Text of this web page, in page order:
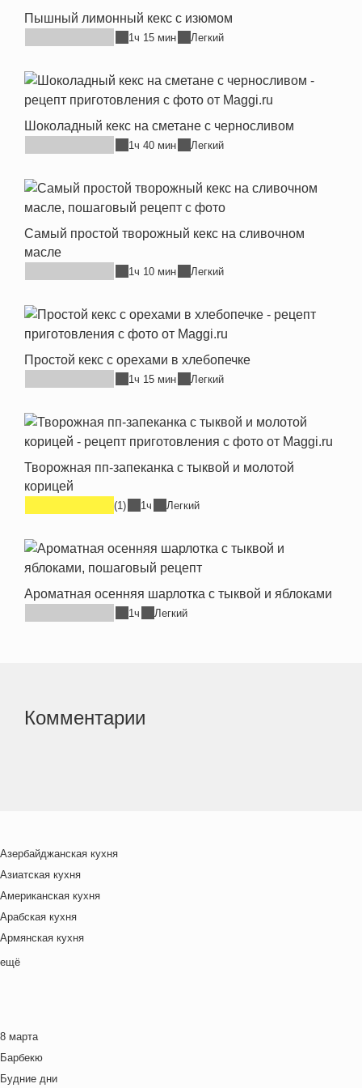
Пышный лимонный кекс с изюмом
1ч 15 мин Легкий
Шоколадный кекс на сметане с черносливом
1ч 40 мин Легкий
Самый простой творожный кекс на сливочном
масле
1ч 10 мин Легкий
Простой кекс с орехами в хлебопечке
1ч 15 мин Легкий
Творожная пп-запеканка с тыквой и молотой
корицей
(1) 1ч Легкий
Ароматная осенняя шарлотка с тыквой и яблоками
1ч Легкий
Комментарии
Азербайджанская кухня
Азиатская кухня
Американская кухня
Арабская кухня
Армянская кухня
Белорусская
Венгерская кухня
Греческая кухня
Грузинская кухня
ещё
8 марта
Барбекю
Будние дни